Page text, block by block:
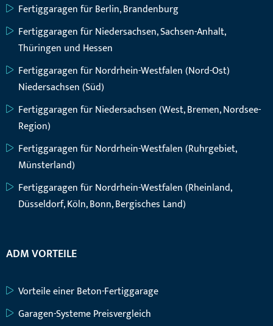
Fertiggaragen für Berlin, Brandenburg
Fertiggaragen für Niedersachsen, Sachsen-Anhalt,
Thüringen und Hessen
Fertiggaragen für Nordrhein-Westfalen (Nord-Ost)
Niedersachsen (Süd)
Fertiggaragen für Niedersachsen (West, Bremen, Nordsee-
Region)
Fertiggaragen für Nordrhein-Westfalen (Ruhrgebiet,
Münsterland)
Fertiggaragen für Nordrhein-Westfalen (Rheinland,
Düsseldorf, Köln, Bonn, Bergisches Land)
ADM VORTEILE
Vorteile einer Beton-Fertiggarage
Garagen-Systeme Preisvergleich